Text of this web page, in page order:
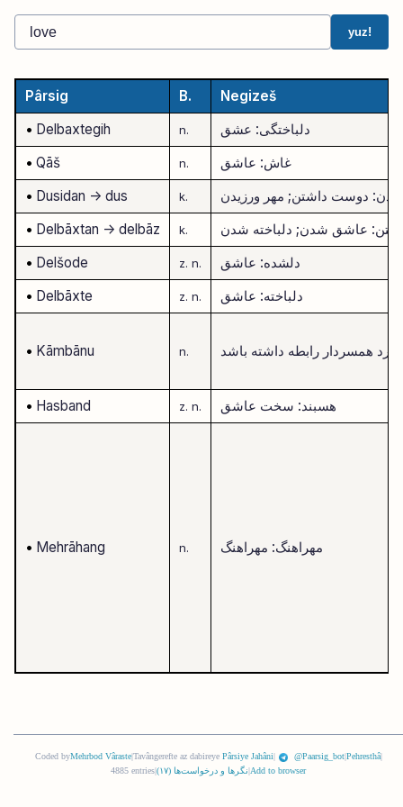
yuz!
Pârsig B.
Negizeš
• Delbaxtegih n.
دلباختگی: عشق
• Qāš n.
غاش: عاشق
• Dusidan -> dus k.
دوست داشتن; مهر ورزیدن
• Delbāxtan -> delbāz k.
عاشق شدن; دلباخته شدن
• Delšode z. n.
دلشده: عاشق
• Delbāxte z. n. دلباخته: عاشق
• Kāmbānu n. مرد همسردار رابطه داشته باشد
• Hasband z. n. هسبند: سخت عاشق
• Mehrāhang n. مهراهنگ: مهراهنگ
Coded byMehrbod Vâraste|Tavângerefte az dabireye Pârsiye Jahâni| @Paarsig_bot|Pehresthâ|
4885 entries
نگرها و درخواست‌ها (١٧) Add to browser